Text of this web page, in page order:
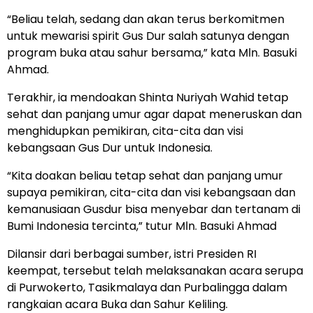
“Beliau telah, sedang dan akan terus berkomitmen
untuk mewarisi spirit Gus Dur salah satunya dengan
program buka atau sahur bersama,” kata Mln. Basuki
Ahmad.
Terakhir, ia mendoakan Shinta Nuriyah Wahid tetap
sehat dan panjang umur agar dapat meneruskan dan
menghidupkan pemikiran, cita-cita dan visi
kebangsaan Gus Dur untuk Indonesia.
“Kita doakan beliau tetap sehat dan panjang umur
supaya pemikiran, cita-cita dan visi kebangsaan dan
kemanusiaan Gusdur bisa menyebar dan tertanam di
Bumi Indonesia tercinta,” tutur Mln. Basuki Ahmad
Dilansir dari berbagai sumber, istri Presiden RI
keempat, tersebut telah melaksanakan acara serupa
di Purwokerto, Tasikmalaya dan Purbalingga dalam
rangkaian acara Buka dan Sahur Keliling.